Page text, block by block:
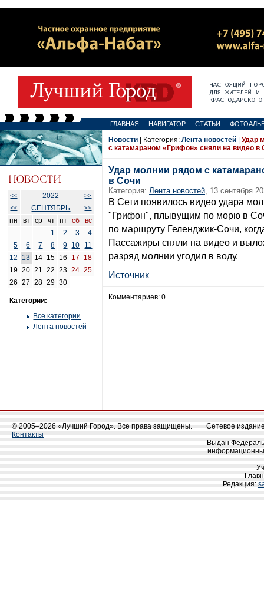
ГЛАВНАЯ НАВИГАТОР СТАТЬИ
<< 2022
>>
<<
СЕНТЯБРЬ >>
пн вт ср чт пт сб
вс
1
2 3
4
5
6 7 8 9 10
11
12
13 14 15 16 17
18
19 20 21 22 23 24 25
26
27 28 29 30
Категории:
Все категории
Лента новостей
Новости | Категория: Лента новостей
Удар
с катамараном «Грифон» сняли на видео в
Удар молнии рядом с
в Сочи
Категория: Лента новостей, 13 сентября
В Сети появилось видео удара
"Грифон", плывущим по морю в
по маршруту Геленджик-Сочи,
Пассажиры сняли на видео и
разряд молнии угодил в воду.
Источник
Комментариев: 0
© 2005–2026 «Лучший Город». Все права защищены.
Контакты
Сетевое
Выдан
Редакция: